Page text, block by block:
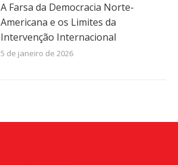
A Farsa da Democracia Norte-
Americana e os Limites da
Intervenção Internacional
5 de janeiro de 2026